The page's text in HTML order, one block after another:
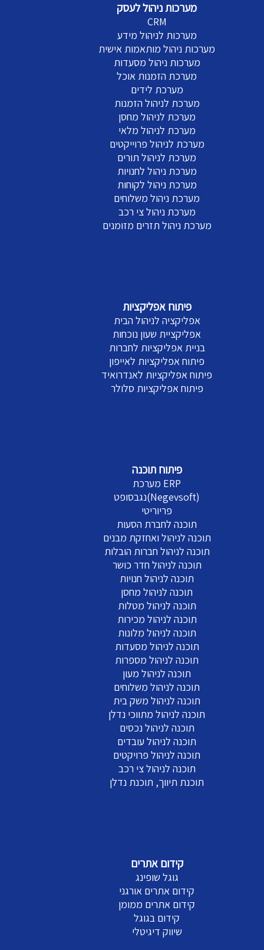
מערכות ניהול לעסק
CRM
מערכות לניהול מידע
מערכות ניהול מותאמות אישית
מערכות ניהול מסעדות
מערכת הזמנות אוכל
מערכת לידים
מערכת לניהול הזמנות
מערכת לניהול מחסן
מערכת לניהול מלאי
מערכת לניהול פרוייקטים
מערכת לניהול תורים
מערכת ניהול לחנויות
מערכת ניהול לקוחות
מערכת ניהול משלוחים
מערכת ניהול צי רכב
מערכת ניהול תזרים מזומנים
פיתוח אפליקציות
אפליקציה לניהול הבית
אפליקציית שעון נוכחות
בניית אפליקציות לחברות
פיתוח אפליקציות לאייפון
פיתוח אפליקציות לאנדרואיד
פיתוח אפליקציות סלולר
פיתוח תוכנה
מערכת ERP
נגבסופט(Negevsoft)
פריוריטי
תוכנה לחברת הסעות
תוכנה לניהול ואחזקת מבנים
תוכנה לניהול חברות הובלות
תוכנה לניהול חדר כושר
תוכנה לניהול חנויות
תוכנה לניהול מחסן
תוכנה לניהול מטלות
תוכנה לניהול מכירות
תוכנה לניהול מלונות
תוכנה לניהול מסעדות
תוכנה לניהול מספרות
תוכנה לניהול מעון
תוכנה לניהול משלוחים
תוכנה לניהול משק בית
תוכנה לניהול מתווכי נדלן
תוכנה לניהול נכסים
תוכנה לניהול עובדים
תוכנה לניהול פרויקטים
תוכנה לניהול צי רכב
תוכנת תיווך, תוכנת נדלן
קידום אתרים
גוגל שופינג
קידום אתרים אורגני
קידום אתרים ממומן
קידום בגוגל
שיווק דיגיטלי